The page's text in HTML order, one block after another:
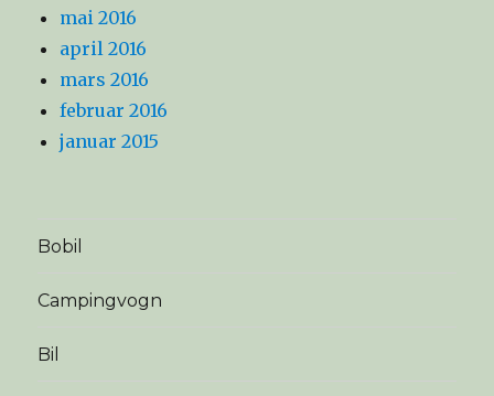
mai 2016
april 2016
mars 2016
februar 2016
januar 2015
Bobil
Campingvogn
Bil